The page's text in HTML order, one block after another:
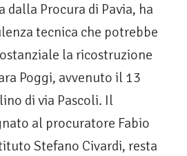
dalla Procura di Pavia, ha
tecnica che potrebbe
la ricostruzione
Poggi, avvenuto il 13
di via Pascoli. Il
al procuratore Fabio
Stefano Civardi, resta